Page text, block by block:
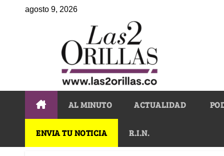
agosto 9, 2026
AL MINUTO ACTUALIDAD
ENVIA TU NOTICIA R.I.N.